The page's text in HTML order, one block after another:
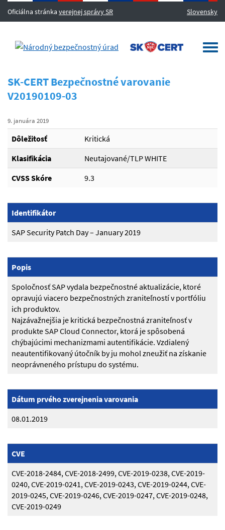
Oficiálna stránka verejnej správy SR Slovensky
MENU
SK-CERT Bezpečnostné varovanie
V20190109-03
9. januára 2019
Dôležitosť
Kritická
Klasifikácia
Neutajované/TLP WHITE
CVSS Skóre
9.3
Identifikátor
SAP Security Patch Day – January 2019
Popis
Spoločnosť SAP vydala bezpečnostné aktualizácie, ktoré
opravujú viacero bezpečnostných zraniteľností v portfóliu
ich produktov.
Najzávažnejšia je kritická bezpečnostná zraniteľnosť v
produkte SAP Cloud Connector, ktorá je spôsobená
chýbajúcimi mechanizmami autentifikácie. Vzdialený
neautentifikovaný útočník by ju mohol zneužiť na získanie
neoprávneného prístupu do systému.
Dátum prvého zverejnenia varovania
08.01.2019
CVE
CVE-2018-2484, CVE-2018-2499, CVE-2019-0238, CVE-2019-
0240, CVE-2019-0241, CVE-2019-0243, CVE-2019-0244, CVE-
2019-0245, CVE-2019-0246, CVE-2019-0247, CVE-2019-0248,
CVE-2019-0249